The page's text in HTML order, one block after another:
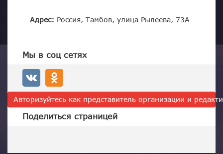
Адрес: Россия, Тамбов, улица Рылеева, 73А
Мы в соц сетях
Авторизуйтесь как представитель организации и
Поделиться страницей